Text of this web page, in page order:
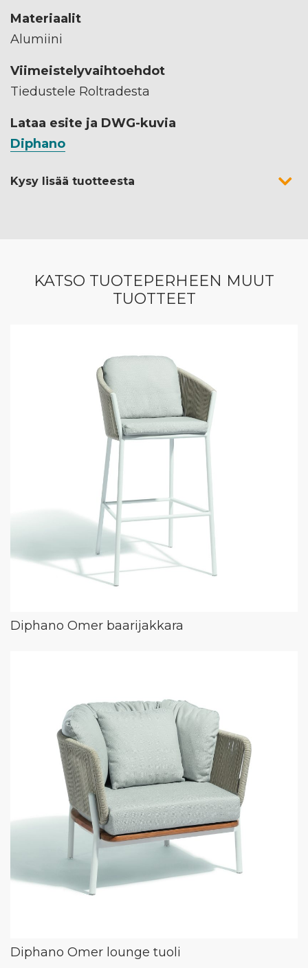
Materiaalit
Alumiini
Viimeistelyvaihtoehdot
Tiedustele Roltradesta
Lataa esite ja DWG-kuvia
Diphano
Kysy lisää tuotteesta
KATSO TUOTEPERHEEN MUUT
TUOTTEET
Diphano Omer baarijakkara
Diphano Omer lounge tuoli